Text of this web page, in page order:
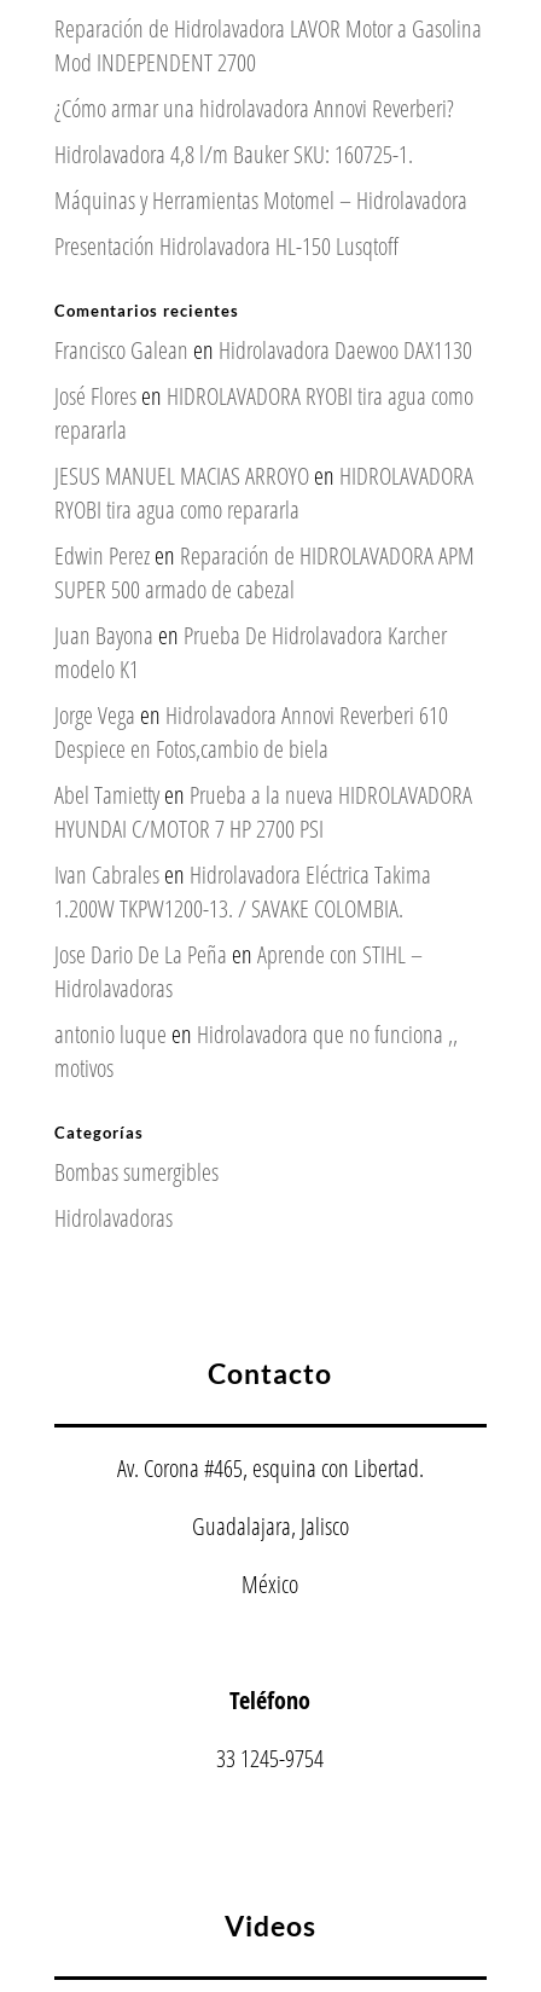
Reparación de Hidrolavadora LAVOR Motor a Gasolina
Mod INDEPENDENT 2700
¿Cómo armar una hidrolavadora Annovi Reverberi?
Hidrolavadora 4,8 l/m Bauker SKU: 160725-1.
Máquinas y Herramientas Motomel – Hidrolavadora
Presentación Hidrolavadora HL-150 Lusqtoff
Comentarios recientes
Francisco Galean en Hidrolavadora Daewoo DAX1130
José Floresen HIDROLAVADORA RYOBI tira agua como
repararla
JESUS MANUEL MACIAS ARROYOen HIDROLAVADORA
RYOBI tira agua como repararla
Edwin Perezen Reparación de HIDROLAVADORA APM
SUPER 500 armado de cabezal
Juan Bayona en Prueba De Hidrolavadora Karcher
modelo K1
Jorge Vega en Hidrolavadora Annovi Reverberi 610
Despiece en Fotos,cambio de biela
Abel Tamiettyen Prueba a la nueva HIDROLAVADORA
HYUNDAI C/MOTOR 7 HP 2700 PSI
Ivan Cabralesen Hidrolavadora Eléctrica Takima
1.200W TKPW1200-13. / SAVAKE COLOMBIA.
Jose Dario De La Peña enAprende con STIHL –
Hidrolavadoras
antonio luque en Hidrolavadora que no funciona ,,
motivos
Categorías
Bombas sumergibles
Hidrolavadoras
Contacto
Av. Corona #465, esquina con Libertad.
Guadalajara, Jalisco
México
Teléfono
33 1245-9754
Videos